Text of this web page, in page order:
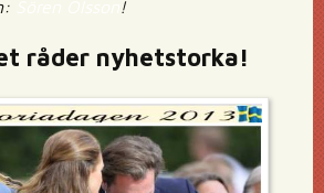
!
råder nyhetstorka!